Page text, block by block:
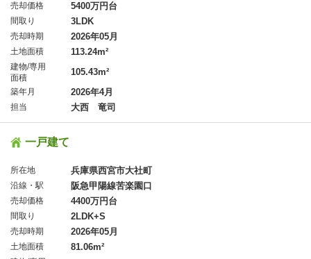
売却価格 5400万円台
間取り 3LDK
売却時期 2026年05月
土地面積 113.24m²
建物/専用
面積
105.43m²
築年月 2026年4月
担当 大西 竜司
一戸建て
所在地 兵庫県西宮市大社町
沿線・駅 阪急甲陽線苦楽園口
売却価格 4400万円台
間取り 2LDK+S
売却時期 2026年05月
土地面積 81.06m²